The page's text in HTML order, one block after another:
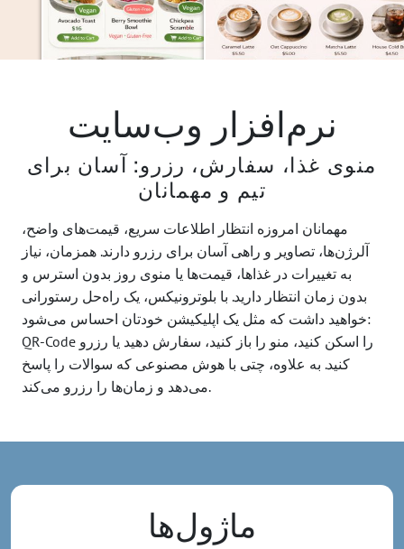
نرم‌افزار وب‌سایت
منوی غذا، سفارش، رزرو: آسان برای
تیم و مهمانان
مهمانان امروزه انتظار اطلاعات سریع، قیمت‌های واضح،
آلرژن‌ها، تصاویر و راهی آسان برای رزرو دارند. همزمان، نیاز
به تغییرات در غذاها، قیمت‌ها یا منوی روز بدون استرس و
بدون زمان انتظار دارید. با بلوترونیکس، یک راه‌حل رستورانی
خواهید داشت که مثل یک اپلیکیشن خودتان احساس می‌شود:
QR-Code را اسکن کنید، منو را باز کنید، سفارش دهید یا رزرو
کنید. به علاوه، چتی با هوش مصنوعی که سوالات را پاسخ
می‌دهد و زمان‌ها را رزرو می‌کند.
ماژول‌ها